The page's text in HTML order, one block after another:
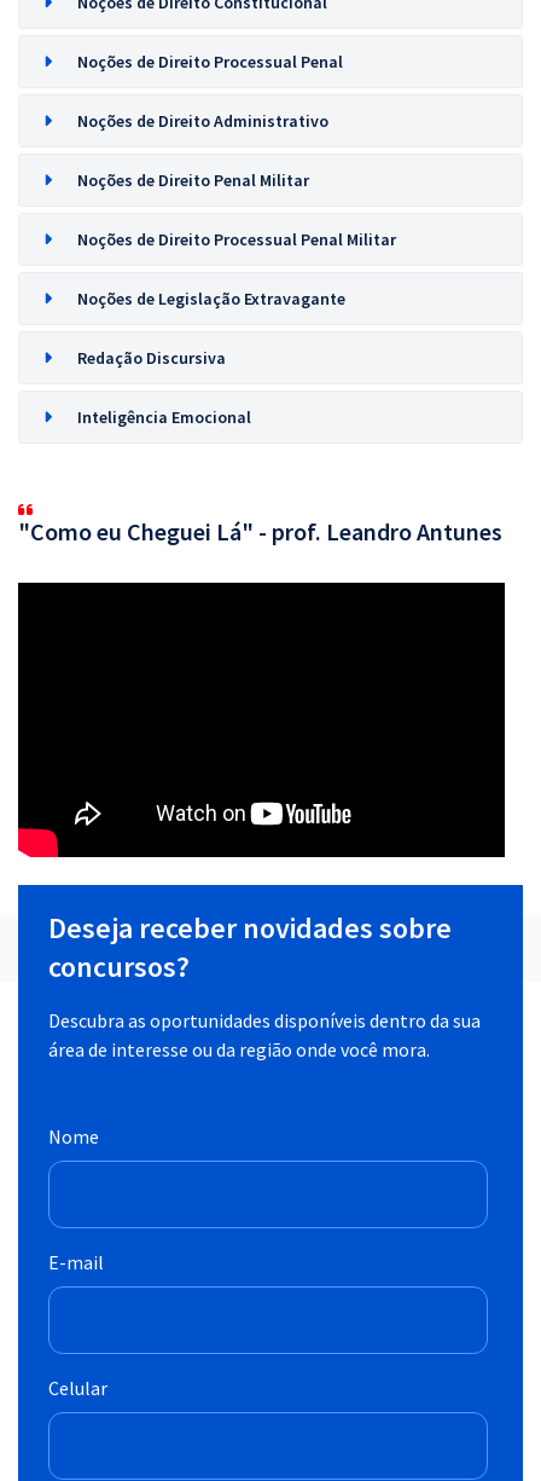
Noções de Direito Processual Penal
Noções de Direito Administrativo
Noções de Direito Penal Militar
Noções de Direito Processual Penal Militar
Noções de Legislação Extravagante
Redação Discursiva
Inteligência Emocional
"Como eu Cheguei Lá" - prof. Leandro Antunes
Deseja receber novidades sobre
concursos?
Descubra as oportunidades disponíveis dentro da sua
área de interesse ou da região onde você mora.
Nome
E-mail
Celular